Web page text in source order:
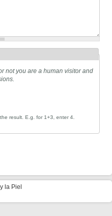
not you are a human visitor and
result. E.g. for 1+3, enter 4.
la Piel